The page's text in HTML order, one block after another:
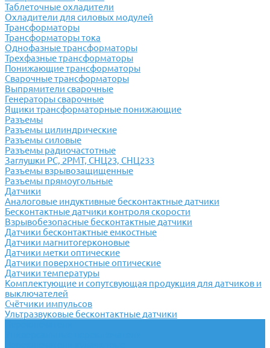
Таблеточные охладители
Охладители для силовых модулей
Трансформаторы
Трансформаторы тока
Однофазные трансформаторы
Трехфазные трансформаторы
Понижающие трансформаторы
Сварочные трансформаторы
Выпрямители сварочные
Генераторы сварочные
Ящики трансформаторные понижающие
Разъемы
Разъемы цилиндрические
Разъемы силовые
Разъемы радиочастотные
Заглушки РС, 2РМТ, СНЦ23, СНЦ233
Разъемы взрывозащищенные
Разъемы прямоугольные
Датчики
Аналоговые индуктивные бесконтактные датчики
Бесконтактные датчики контроля скорости
Взрывобезопасные бесконтактные датчики
Датчики бесконтактные емкостные
Датчики магнитогерконовые
Датчики метки оптические
Датчики поверхностные оптические
Датчики температуры
Комплектующие и сопутсвующая продукция для датчиков и
выключателей
Счётчики импульсов
Ультразвуковые бесконтактные датчики